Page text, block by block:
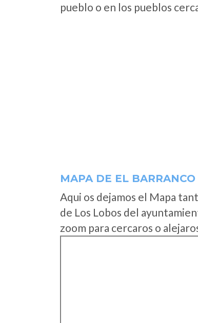
pueblo o en los pueblos
MAPA DE EL
Aqui os dejamos el Mapa
de Los Lobos del
zoom para cercaros o